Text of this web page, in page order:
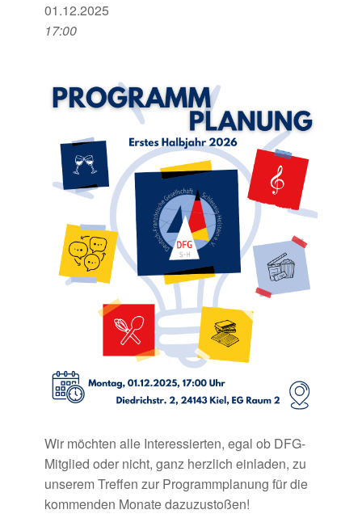
01.12.2025
17:00
Wir möchten alle Interessierten, egal ob DFG-
Mitglied oder nicht, ganz herzlich einladen, zu
unserem Treffen zur Programmplanung für die
kommenden Monate dazuzustoßen!